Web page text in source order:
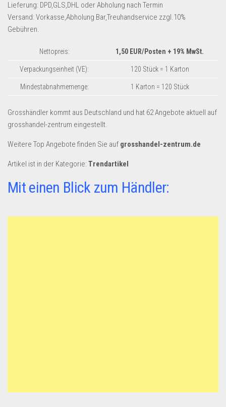
eBay Restposten kaufen
Sonderposten-Angebote
Amazon
Aldi
Lidl
Kostenlos verkaufen
Anmelden
Lieferung: DPD,GLS,DHL oder Abholung nach Termin
Versand: Vorkasse,Abholung Bar,Treuhandservice zzgl.10%
Gebühren.
Nettopreis: 1,50 EUR/Posten + 19% MwSt.
Verpackungseinheit (VE): 120 Stück = 1 Karton
Mindestabnahmemenge: 1 Karton = 120 Stück
Grosshändler kommt aus Deutschland und hat 62 Angebote aktuell auf
grosshandel-zentrum eingestellt.
Weitere Top Angebote finden Sie auf grosshandel-zentrum.de
Artikel ist in der Kategorie: Trendartikel
Mit einen Blick zum Händler: